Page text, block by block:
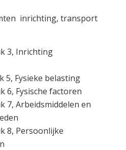
 inrichting, transport
3, Inrichting
Fysieke belasting
6, Fysische factoren
7, Arbeidsmiddelen en
8, Persoonlijke